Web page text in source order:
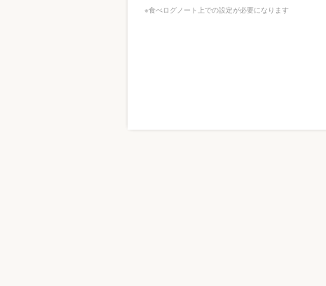
※食べログノート上での設定が必要になります